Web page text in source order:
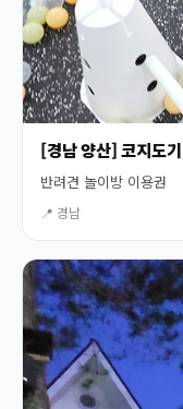
[경남 양산] 코지도기
반려견 놀이방 이용권
📍 경남